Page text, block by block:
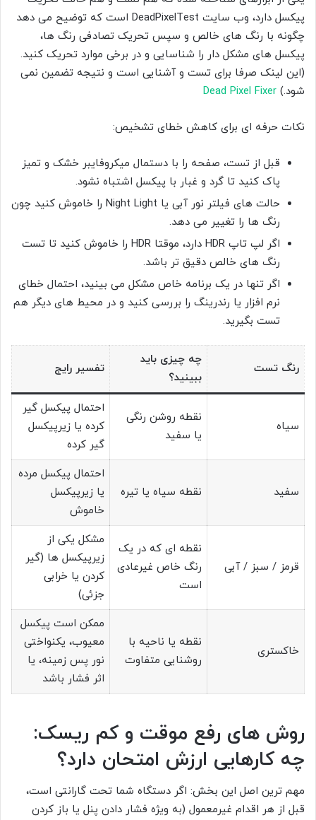
پیکسل دارد، وب سایت DeadPixelTest است که توضیح می دهد
چگونه با رنگ های خالص و سپس تحریک تصادفی رنگ ها،
پیکسل های مشکل دار را شناسایی و در برخی موارد تحریک کنید.
(این لینک صرفا برای تست و آشنایی است و نتیجه تضمین نمی
شود.) Dead Pixel Fixer
نکات حرفه ای برای کاهش خطای تشخیص:
قبل از تست، صفحه را با دستمال میکروفایبر خشک و تمیز
پاک کنید تا گرد و غبار با پیکسل اشتباه نشود.
حالت های فیلتر نور آبی یا Night Light را خاموش کنید چون
رنگ ها را تغییر می دهد.
اگر لپ تاپ HDR دارد، موقتا HDR را خاموش کنید تا تست
رنگ های خالص دقیق تر باشد.
اگر تنها در یک برنامه خاص مشکل می بینید، احتمال خطای
نرم افزار یا رندرینگ را بررسی کنید و در محیط های دیگر هم
تست بگیرید.
رنگ تست
چه چیزی باید
ببینید؟
تفسیر رایج
سیاه
نقطه روشن رنگی
یا سفید
احتمال پیکسل گیر
کرده یا زیرپیکسل
گیر کرده
سفید نقطه سیاه یا تیره
احتمال پیکسل مرده
یا زیرپیکسل
خاموش
قرمز / سبز / آبی
نقطه ای که در یک
رنگ خاص غیرعادی
است
مشکل یکی از
زیرپیکسل ها (گیر
کردن یا خرابی
جزئی)
خاکستری
نقطه یا ناحیه با
روشنایی متفاوت
ممکن است پیکسل
معیوب، یکنواختی
نور پس زمینه، یا
اثر فشار باشد
روش های رفع موقت و کم ریسک:
چه کارهایی ارزش امتحان دارد؟
مهم ترین اصل این بخش: اگر دستگاه شما تحت گارانتی است،
قبل از هر اقدام غیرمعمول (به ویژه فشار دادن پنل یا باز کردن